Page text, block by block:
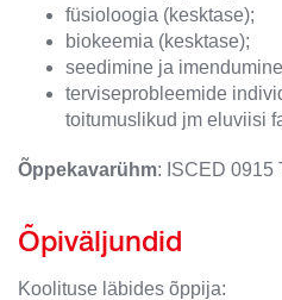
füsioloogia (kesktase);
biokeemia (kesktase);
seedimine ja
terviseprobleemide
toitumuslikud jm eluviisi
Õppekavarühm: ISCED 0915
Õpiväljundid
Koolituse läbides õppija: